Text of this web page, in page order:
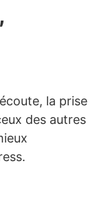
la prise
des autres